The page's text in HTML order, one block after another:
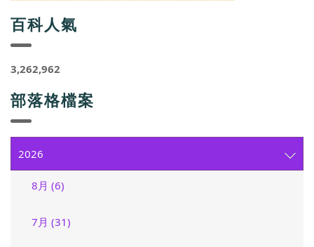
百科人氣
3,262,962
部落格檔案
2026
8月 (6)
7月 (31)